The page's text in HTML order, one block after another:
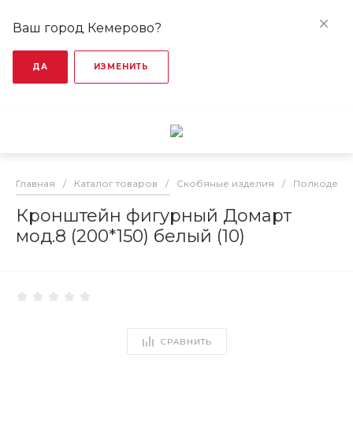
Ваш город Кемерово?
ДА ИЗМЕНИТЬ
Главная / Каталог товаров / Скобяные изделия /
Кронштейн фигурный Домарт
мод.8 (200*150) белый (10)
СРАВНИТЬ